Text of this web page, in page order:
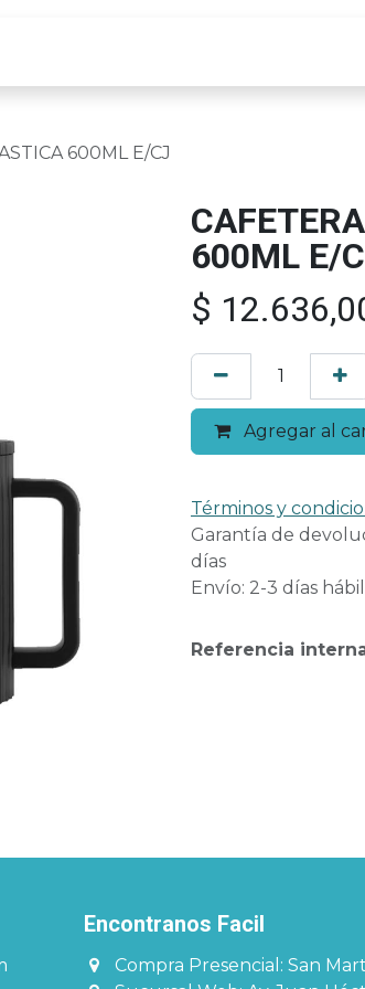
600ML E/CJ
600ML E/
$
Agregar al
Términos y
Garantía de
días
Envío: 2-3 días
Referencia
Encontranos Facil​​​
Compra Presencial: San